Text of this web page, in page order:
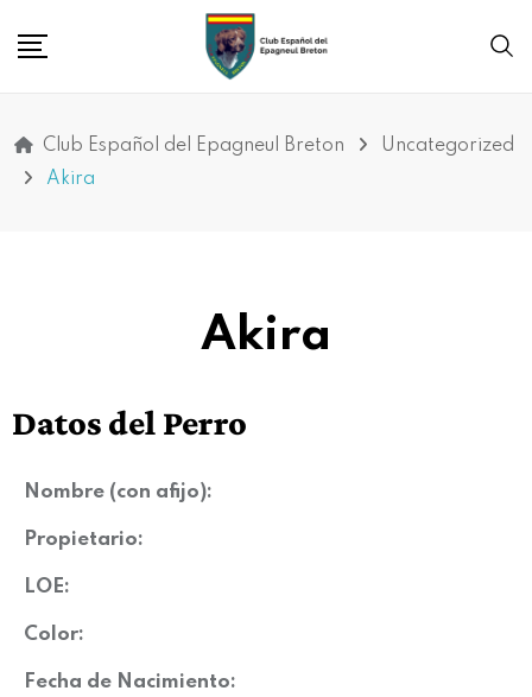
Club Español del Epagneul Breton
Uncategorized
Akira
Akira
Datos del Perro
Nombre (con afijo):
Propietario:
LOE:
Color:
Fecha de Nacimiento: